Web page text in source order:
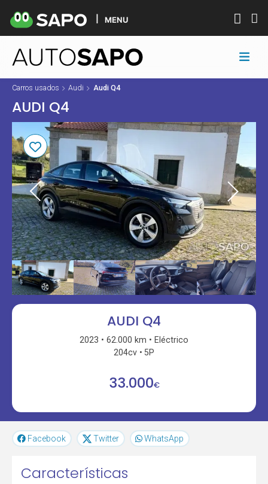
MENU
Carros usados Audi Audi Q4
AUDI Q4
AUDI Q4
2023 62.000 km
Eléctrico
204cv
5P
33.000€
Facebook Twitter WhatsApp
Características